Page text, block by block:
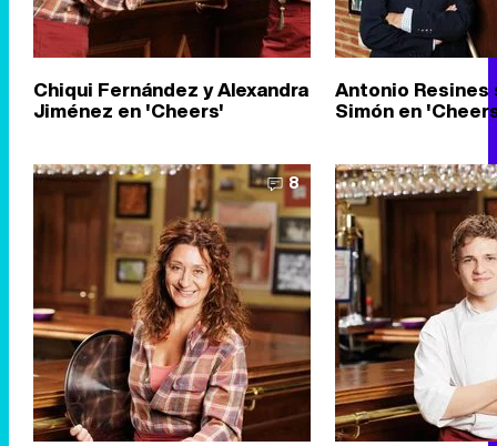
Chiqui Fernández y Alexandra
Jiménez en 'Cheers'
Antonio Resines
Simón en
8